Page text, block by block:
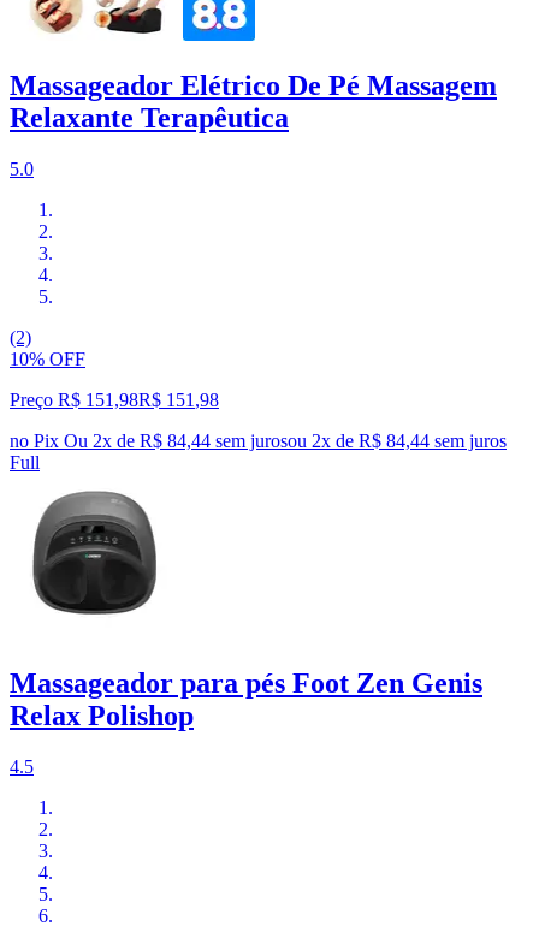
Massageador Elétrico De Pé Massagem
Relaxante Terapêutica
5.0
(2)
10% OFF
Preço R$ 151,98R$ 151 ,98
no Pix Ou 2x de R$ 84,44 sem jurosou 2x de R$ 84,44 sem juros
Full
Massageador para pés Foot Zen Genis
Relax Polishop
4.5